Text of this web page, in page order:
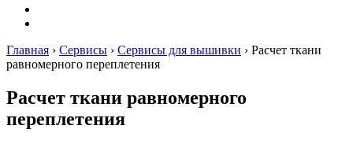
Главная › Сервисы › Сервисы для вышивки › Расчет ткани
равномерного переплетения
Расчет ткани равномерного
переплетения